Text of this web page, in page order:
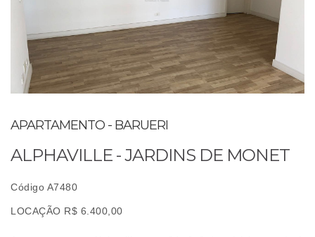
APARTAMENTO - BARUERI
ALPHAVILLE - JARDINS DE MONET
Código A7480
LOCAÇÃO R$ 6.400,00